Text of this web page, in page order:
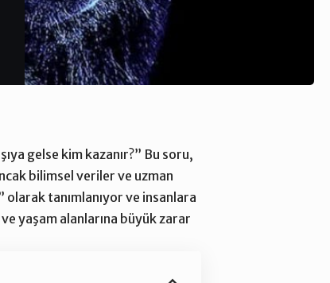
gelse kim kazanır?” Bu soru,
bilimsel veriler ve uzman
tanımlanıyor ve insanlara
yaşam alanlarına büyük zarar